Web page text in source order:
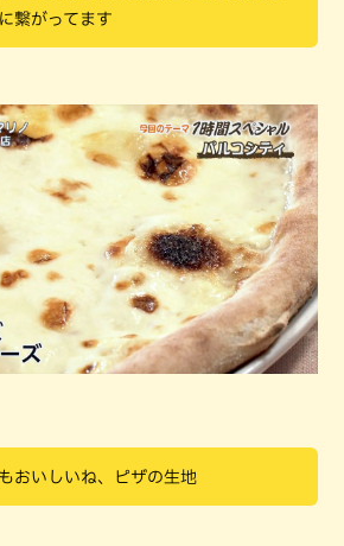
繋がってます
おいしいね、ピザの生地